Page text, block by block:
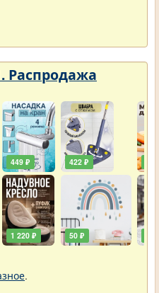
Распродажа
449 ₽
1 220 ₽
422 ₽
50 ₽
.